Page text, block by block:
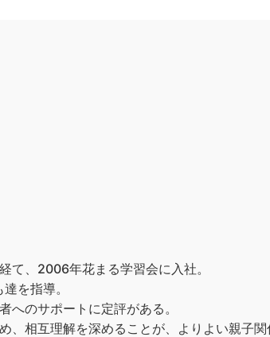
て、2006年花まる学習会に入社。
を指導。
へのサポートに定評がある。
、相互理解を深めることが、よりよい親子